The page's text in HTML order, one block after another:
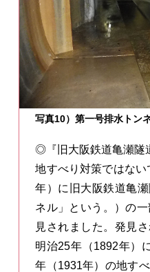
写真10）第一号排水トン
◎『旧大阪鉄道亀瀬隧
地すべり対策ではな
年）に旧大阪鉄道亀
ネル」という。）の
見されました。発見
明治25年（1892年）
年（1931年）の地す